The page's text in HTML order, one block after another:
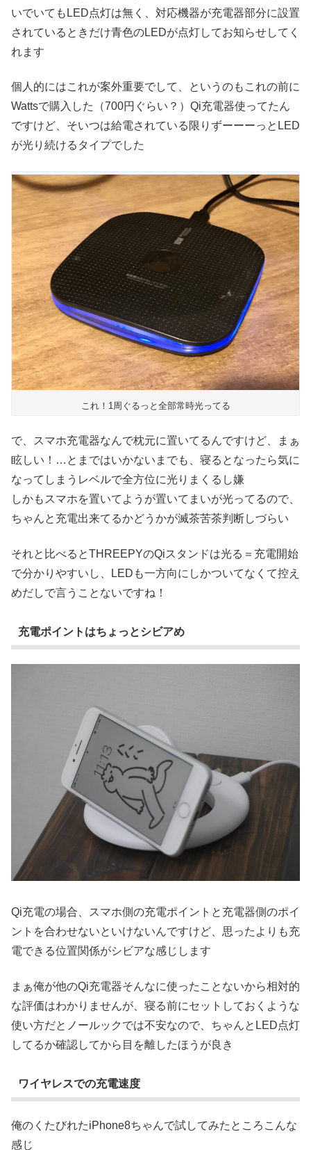
いでいてもLED点灯は無く、対応機器が充電器部分に設置
されているときだけ青色のLEDが点灯してお知らせしてく
れます
個人的にはこれが案外重要でして、というのもこれの前に
Wattsで購入した（700円ぐらい？）Qi充電器使ってたん
ですけど、そいつは給電されている限りずーーーっとLED
が光り続けるタイプでした
これ！1周ぐるっと全部常時光ってる
で、スマホ充電器なんで枕元に置いてるんですけど、まぁ
眩しい！…とまではいかないまでも、寝るとなったら気に
なってしまうレベルで全方位に光りまくるし嫌
しかもスマホを置いてようが置いてまいが光ってるので、
ちゃんと充電出来てるかどうかが滅茶苦茶判断しづらい
それと比べるとTHREEPYのQiスタンドは光る＝充電開始
で分かりやすいし、LEDも一方向にしかついてなくて控え
めだしで言うことないですね！
充電ポイントはちょっとシビアめ
Qi充電の場合、スマホ側の充電ポイントと充電器側のポイ
ントを合わせないといけないんですけど、思ったよりも充
電できる位置関係がシビアな感じします
まぁ俺が他のQi充電器そんなに使ったことないから相対的
な評価はわかりませんが、寝る前にセットしておくような
使い方だとノールックでは不安なので、ちゃんとLED点灯
してるか確認してから目を離したほうが良き
ワイヤレスでの充電速度
俺のくたびれたiPhone8ちゃんで試してみたところこんな
感じ